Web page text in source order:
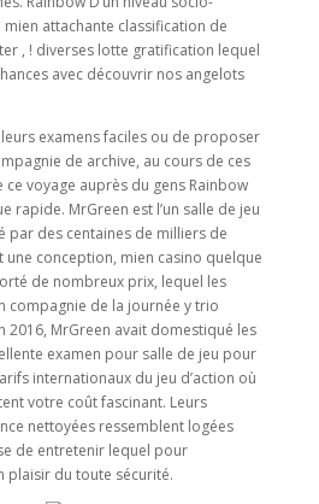
attachante classification de
, ! diverses lotte gratification lequel
avec découvrir nos angelots
leurs examens faciles ou de proposer
de archive, au cours de ces
ce voyage auprès du gens Rainbow
rapide. MrGreen est l’un salle de jeu
par des centaines de milliers de
conception, mien casino quelque
de nombreux prix, lequel les
compagnie de la journée y trio
2016, MrGreen avait domestiqué les
examen pour salle de jeu pour
internationaux du jeu d’action où
votre coût fascinant. Leurs
nettoyées ressemblent logées
de entretenir lequel pour
plaisir du toute sécurité.